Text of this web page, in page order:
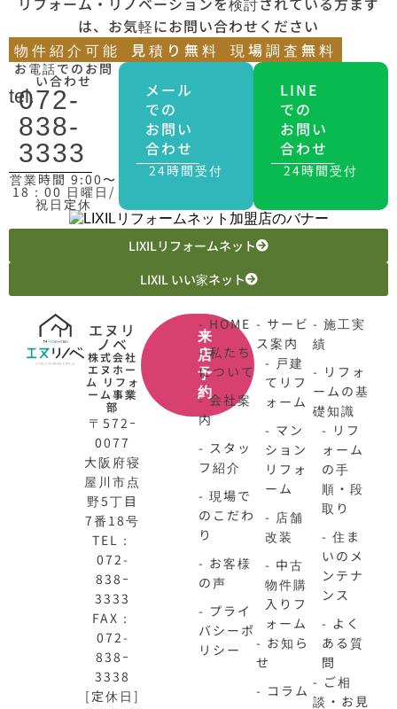
は、お気軽にお問い合わせください
物件紹介可能
見積り無料 現場調査無料
お電話でのお問
い合わせ
tel.
072-
838-
3333
営業時間 9:00〜
18：00 日曜日/
祝日定休
メール
での
お問い
合わせ
24時間受付
LINE
での
お問い
合わせ
24時間受付
LIXILリフォームネット
LIXIL いい家ネット
エヌリ
ノベ
株式会社
エヌホー
ム リフォ
ーム事業
部
〒572ｰ
0077
大阪府寝
屋川市点
野5丁目
7番18号
TEL：
072-
838ｰ
3333
FAX：
072-
838ｰ
3338
[定休日]
来
店
予
約
- HOME
- 私たち
について
- 会社案
内
- スタッ
フ紹介
- 現場で
のこだわ
り
- お客様
の声
- プライ
バシーポ
リシー
- サービ
ス案内
- 戸建
てリフ
ォーム
- マン
ション
リフォ
ーム
- 店舗
改装
- 中古
物件購
入りフ
ォーム
- お知ら
せ
- コラム
- 施工実
績
- リフォ
ームの基
礎知識
- リフ
ォーム
の手
順・段
取り
- 住ま
いのメ
ンテナ
ンス
- よく
ある質
問
- ご相
談・お見